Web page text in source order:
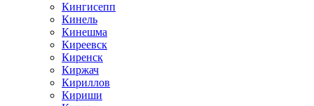
Кингисепп
Кинель
Кинешма
Киреевск
Киренск
Киржач
Кириллов
Кириши